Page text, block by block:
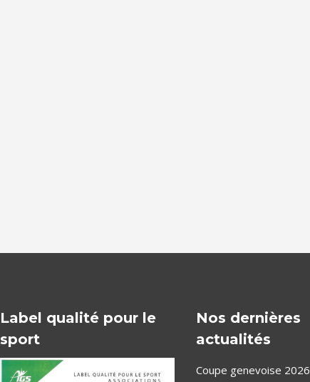
Label qualité pour le
sport
Nos dernières
actualités
Coupe genevoise 2026